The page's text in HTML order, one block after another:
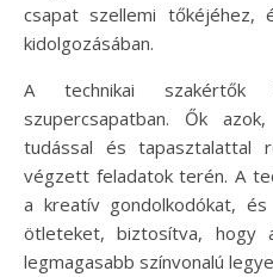
csapat szellemi tőkéjéhez,
kidolgozásában.
A technikai szakértők
szupercsapatban. Ők
tudással és tapasztalattal
végzett feladatok terén. A
a kreatív gondolkodókat,
ötleteket, biztosítva, hogy
legmagasabb színvonalú